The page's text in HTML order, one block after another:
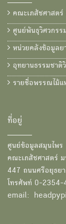
คณะเภสัชศาสตร์
ศูนย์พันธุวิศวกรร
หน่วยคลังข้อมูลย
อุทยานธรรมชาติ
รายชื่อพรรณไม้แ
ที่อยู่
ศูนย์ข้อมูลสมุนไพร
คณะเภสัชศาสตร์
447 ถนนศรีอยุธยา
โทรศัพท์ 0-
email: